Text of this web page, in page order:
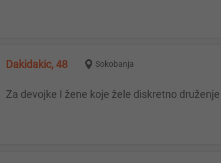
Dakidakic, 48 Sokobanja
Za devojke I žene koje žele diskretno